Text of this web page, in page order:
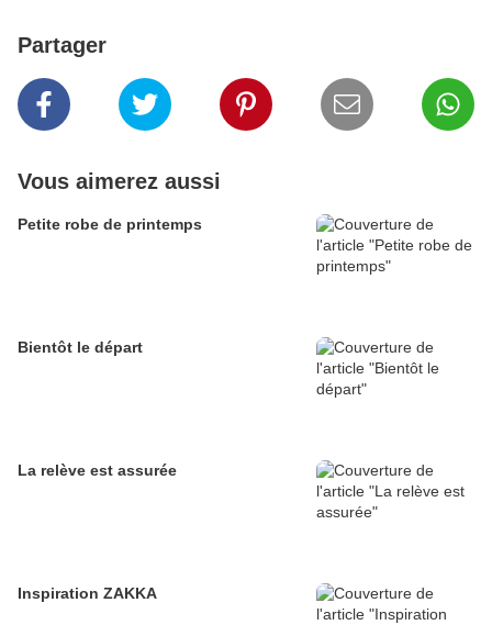
Partager
Vous aimerez aussi
Petite robe de printemps
Bientôt le départ
La relève est assurée
Inspiration ZAKKA